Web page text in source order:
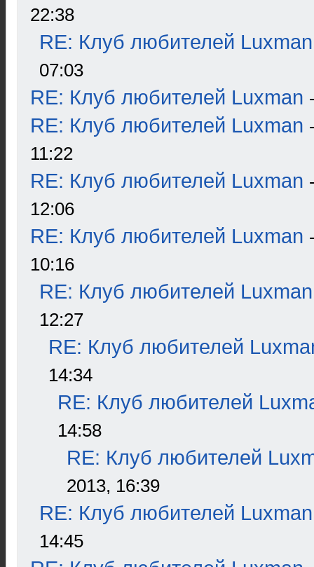
22:38
RE: Клуб любителей Luxman
07:03
RE: Клуб любителей Luxman
RE: Клуб любителей Luxman
11:22
RE: Клуб любителей Luxman
12:06
RE: Клуб любителей Luxman
10:16
RE: Клуб любителей Luxman
12:27
RE: Клуб любителей
14:34
RE: Клуб любителей
14:58
RE: Клуб любителей
2013, 16:39
RE: Клуб любителей Luxman
14:45